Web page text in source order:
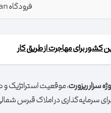
فرودگاه Ercan
کشور برای مهاجرت از طریق کار
سزار ریزورت، موقعیت استراتژیک
برای سرمایه‌گذاری در املاک قبرس